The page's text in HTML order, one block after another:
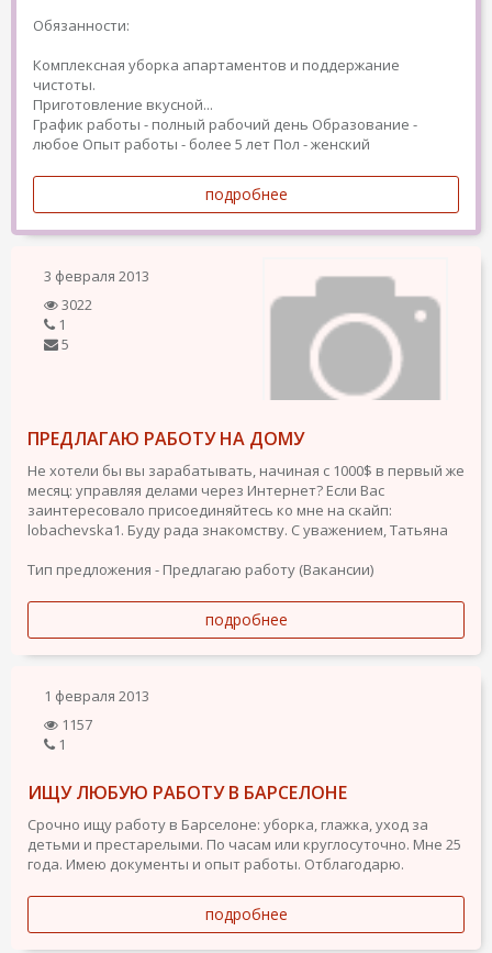
Обязанности:
Комплексная уборка апартаментов и поддержание
чистоты.
Приготовление вкусной...
График работы - полный рабочий день Образование -
любое Опыт работы - более 5 лет Пол - женский
подробнее
3 февраля 2013
3022
1
5
ПРЕДЛАГАЮ РАБОТУ НА ДОМУ
Не хотели бы вы зарабатывать, начиная с 1000$ в первый же
месяц: управляя делами через Интернет? Если Вас
заинтересовало присоединяйтесь ко мне на скайп:
lobachevska1. Буду рада знакомству. С уважением, Татьяна
Тип предложения - Предлагаю работу (Вакансии)
подробнее
1 февраля 2013
1157
1
ИЩУ ЛЮБУЮ РАБОТУ В БАРСЕЛОНЕ
Срочно ищу работу в Барселоне: уборка, глажка, уход за
детьми и престарелыми. По часам или круглосуточно. Мне 25
года. Имею документы и опыт работы. Отблагодарю.
подробнее